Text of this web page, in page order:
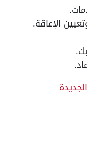
الإعاقة.